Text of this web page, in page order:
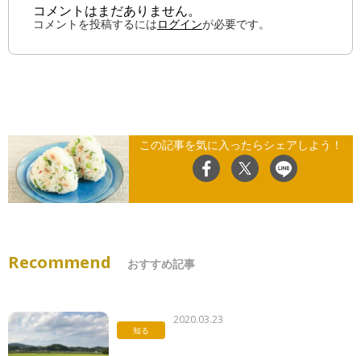
コメントはまだありません。
コメントを投稿するにはログインが必要です。
この記事を気に入ったらシェアしよう！
Recommend おすすめ記事
知る
2020.03.23